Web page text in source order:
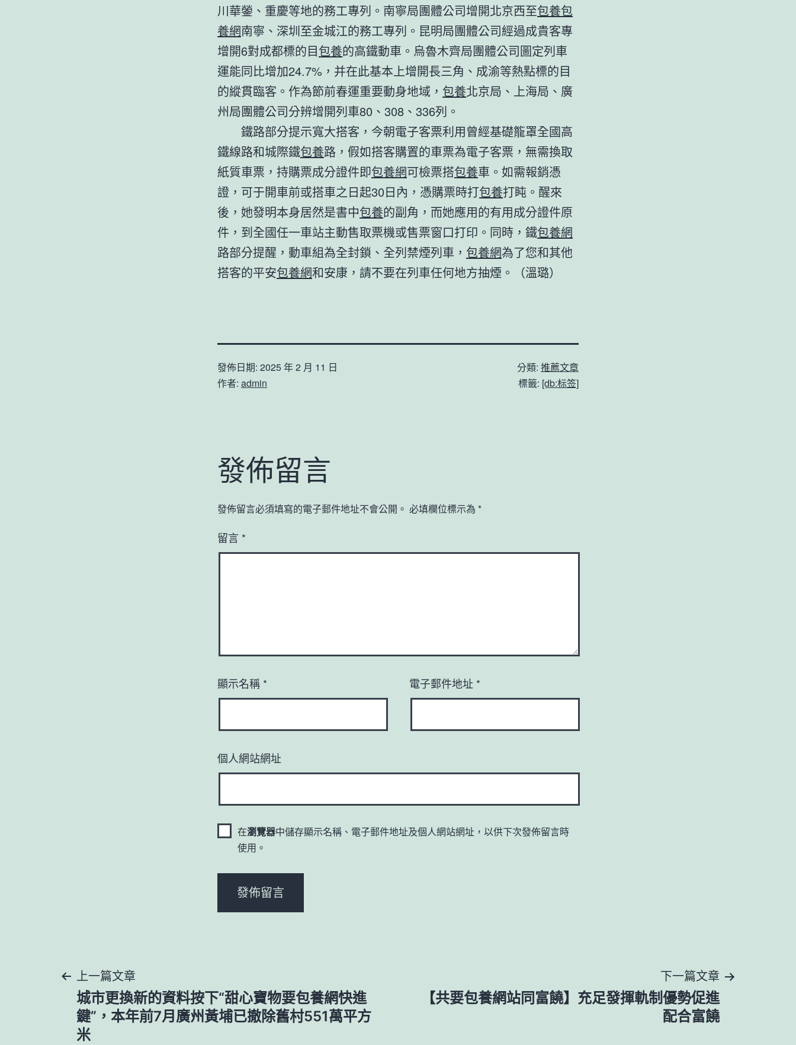
川華鎣、重慶等地的務工專列。南寧局團體公司增開北京西至包養包
養網南寧、深圳至金城江的務工專列。昆明局團體公司經過成貴客專
增開6對成都標的目包養的高鐵動車。烏魯木齊局團體公司圖定列車
運能同比增加24.7%，并在此基本上增開長三角、成渝等熱點標的目
的縱貫臨客。作為節前春運重要動身地域， 包養北京局、上海局、廣
州局團體公司分辨增開列車80、308、336列。
鐵路部分提示寬大搭客，今朝電子客票利用曾經基礎籠罩全國高
鐵線路和城際鐵包養路，假如搭客購置的車票為電子客票，無需換取
紙質車票，持購票成分證件即包養網可檢票搭包養車。如需報銷憑
證，可于開車前或搭車之日起30日內，憑購票時打包養打盹。醒來
後，她發明本身居然是書中包養的副角，而她應用的有用成分證件原
件，到全國任一車站主動售取票機或售票窗口打印。同時，鐵包養網
路部分提醒，動車組為全封鎖、全列禁煙列車， 包養網為了您和其他
搭客的平安包養網和安康，請不要在列車任何地方抽煙。（溫璐）
發佈日期: 2025 年 2 月 11 日
作者: admin
分類: 推薦文章
標籤: [db:标签]
發佈留言
發佈留言必須填寫的電子郵件地址不會公開。 必填欄位標示為 *
留言 *
顯示名稱 * 電子郵件地址 *
個人網站網址
在瀏覽器中儲存顯示名稱、電子郵件地址及個人網站網址，以供下次發佈留言時
使用。
文
章
上一篇文章
城市更換新的資料按下“甜心寶物要包養網快進
鍵”，本年前7月廣州黃埔已撤除舊村551萬平方
米
下一篇文章
【共要包養網站同富饒】充足發揮軌制優勢促進
配合富饒